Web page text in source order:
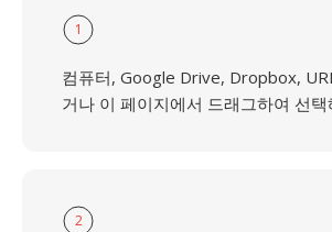
1
컴퓨터, Google Drive, Dropbox,
거나 이 페이지에서 드래그하여 선택
2